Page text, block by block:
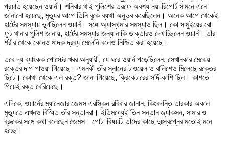
প্রয়াত হয়েছেন ওয়ার্ন। শনিবার থাই পুলিশের তরফে অবশ্য নয়া রিপোর্ট সামনে এনে
জানানো হয়েছে, মৃত্যুর আগে তিনি বুকে ব্যথা অনুভব করেছিলেন। অনেক আগে থেকেই
হার্টের সমস্যায় ভুগছিলেন ওয়ার্ন। সঙ্গে অ্যাস্থমার সমস্যাও ছিল। কো সামুইয়ের বো
ফুট থানার পুলিশ জানায়, হার্টের সমস্যার জন্য নাকি ডাক্তারও দেখাচ্ছিলেন ওয়ার্ন। তাঁর
শরীর থেকে কোনও মাদক দ্রব্য মেলেনি বলেও নিশ্চিত করা হয়েছে।
তবে দ্য ব্যাংকক পোস্টের খবর অনুযায়ী, যে ঘরে ওয়ার্ন পড়েছিলেন, সেখানকার মেঝেয়
রক্তের দাগ পাওয়া গিয়েছে। এমনকী তাঁর স্নানের টাওয়েল ও বালিশেও মিলেছে রক্তের
ছিটে। কোথা থেকে এল রক্ত? জানা গিয়েছে, ক্রিকেটারের সর্দি-কাশি ছিল। কাশতে
গিয়েই রক্ত বেরিয়েছে।
এদিকে, ওয়ার্নের ম্যানেজার জেমস এরস্কিন রবিবার জানান, কিংবদন্তি তারকার অকাল
মৃত্যুতে এখনও বিস্মিত তাঁর সন্তানরা। ইতিমধ্যেই তিন সন্তান জ্যাকসন, সামার ও
ব্রুকের সঙ্গে কথা বলেছেন জেমস। গোটা বিষয়টি তাঁদের কাছে দুঃস্বপ্নের মতোই মনে
হচ্ছে।